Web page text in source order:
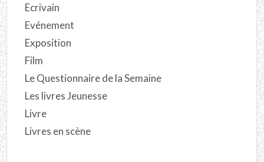
Ecrivain
Evénement
Exposition
Film
Le Questionnaire de la Semaine
Les livres Jeunesse
Livre
Livres en scène